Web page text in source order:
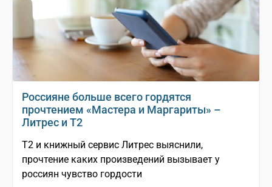
Россияне больше всего гордятся
прочтением «Мастера и Маргариты» –
Литрес и T2
T2 и книжный сервис Литрес выяснили,
прочтение каких произведений вызывает у
россиян чувство гордости